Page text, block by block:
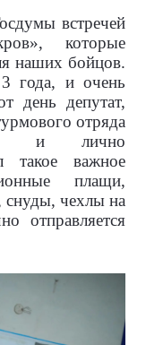
встречей
которые
наших бойцов.
3 года, и очень
день депутат,
отряда
и лично
такое важное
плащи,
чехлы на
отправляется